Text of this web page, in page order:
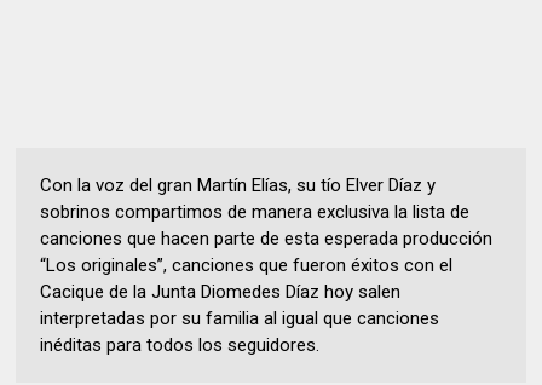
Con la voz del gran Martín Elías, su tío Elver Díaz y
sobrinos compartimos de manera exclusiva la lista de
canciones que hacen parte de esta esperada producción
“Los originales”, canciones que fueron éxitos con el
Cacique de la Junta Diomedes Díaz hoy salen
interpretadas por su familia al igual que canciones
inéditas para todos los seguidores.